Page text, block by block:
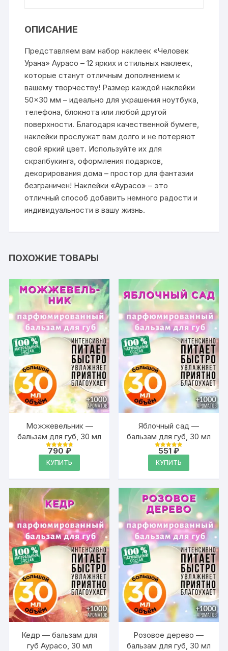
ОПИСАНИЕ
Представляем вам набор наклеек «Человек
Урана» Аурасо – 12 ярких и стильных наклеек,
которые станут отличным дополнением к
вашему творчеству! Размер каждой наклейки
50×30 мм – идеально для украшения ноутбука,
телефона, блокнота или любой другой
поверхности. Благодаря качественной бумеге,
наклейки прослужат вам долго и не потеряют
свой яркий цвет. Используйте их для
скрапбукинга, оформления подарков,
декорирования дома – простор для фантазии
безграничен! Наклейки «Аурасо» – это
отличный способ добавить немного радости и
индивидуальности в вашу жизнь.
ПОХОЖИЕ ТОВАРЫ
Можжевельник —
бальзам для губ, 30 мл
Оценка
из 5
790 ₽
КУПИТЬ
Яблочный сад —
бальзам для губ, 30 мл
Оценка
из 5
551 ₽
КУПИТЬ
Кедр — бальзам для
губ Аурасо, 30 мл
Розовое дерево —
бальзам для губ, 30 мл